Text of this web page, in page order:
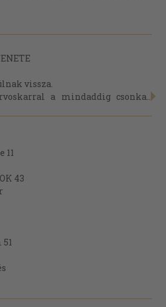
vissza.
a mindaddig csonka...
11
43